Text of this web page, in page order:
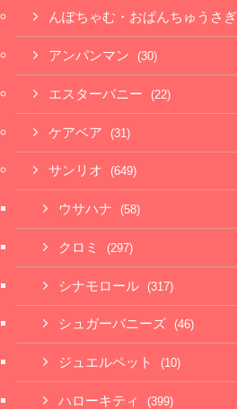
んぽちゃむ・おぱんちゅうさぎ
アンパンマン (30)
エスターバニー (22)
ケアベア (31)
サンリオ (649)
ウサハナ (58)
クロミ (297)
シナモロール (317)
シュガーバニーズ (46)
ジュエルペット (10)
ハローキティ (399)